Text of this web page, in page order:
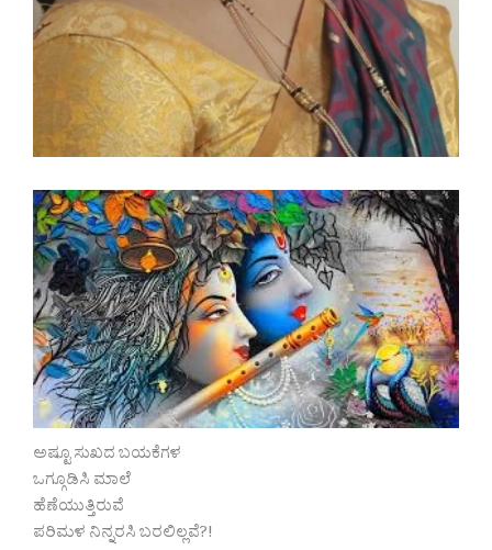
ಅಷ್ಟೂ ಸುಖದ ಬಯಕೆಗಳ
ಒಗ್ಗೂಡಿಸಿ ಮಾಲೆ
ಹೆಣೆಯುತ್ತಿರುವೆ
ಪರಿಮಳ ನಿನ್ನರಸಿ ಬರಲಿಲ್ಲವೆ?!